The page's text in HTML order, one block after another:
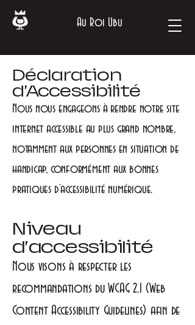
Au Roi Ubu
Déclaration
d’Accessibilité
Nous nous engageons à rendre notre site
internet accessible au plus grand nombre,
notamment aux personnes en situation de
handicap, conformément aux bonnes
pratiques d’accessibilité numérique.
Niveau
d’accessibilité
Nous visons à respecter les
recommandations du WCAG 2.1 (Web
Content Accessibility Guidelines) afin de